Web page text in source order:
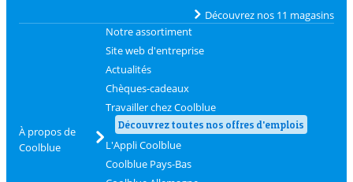
Découvrez nos 11 magasins
À propos de
Coolblue
Notre assortiment
Site web d'entreprise
Actualités
Chèques-cadeaux
Travailler chez Coolblue
Découvrez toutes nos offres d'emplois
L'Appli Coolblue
Coolblue Pays-Bas